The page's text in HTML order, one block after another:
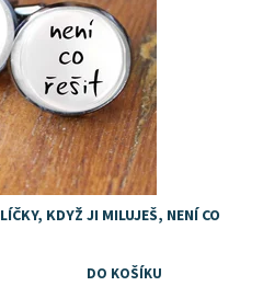
KDYŽ JI MILUJEŠ, NENÍ CO